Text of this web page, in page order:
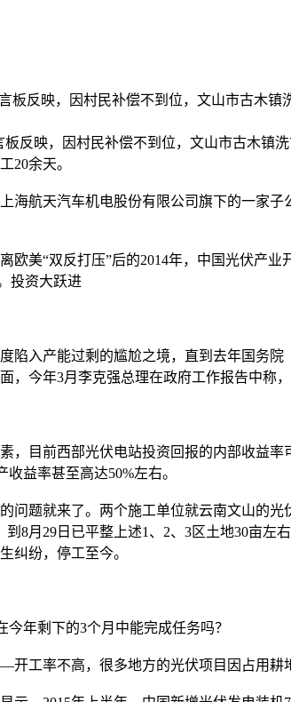
反映，因村民补偿不到位，文山市古木
映，因村民补偿不到位，文山市古木镇
20余天。
航天汽车机电股份有限公司旗下的一家子
“双反打压”后的2014年，中国光伏产业
投资大跃进
入产能过剩的尴尬之境，直到去年国务院
今年3月李克强总理在政府工作报告中称
前西部光伏电站投资回报的内部收益率
益率甚至高达50%左右。
题就来了。两个施工单位就云南文山的光
8月29日已平整上述1、2、3区土地30亩左
纠纷，停工至今。
年剩下的3个月中能完成任务吗？
率不高，很多地方的光伏项目因占用耕